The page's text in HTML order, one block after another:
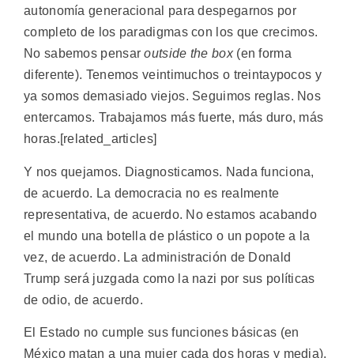
autonomía generacional para despegarnos por
completo de los paradigmas con los que crecimos.
No sabemos pensaroutside the box (en forma
diferente). Tenemos veintimuchos o treintaypocos y
ya somos demasiado viejos. Seguimos reglas. Nos
entercamos. Trabajamos más fuerte, más duro, más
horas.[related_articles]
Y nos quejamos. Diagnosticamos. Nada funciona,
de acuerdo. La democracia no es realmente
representativa, de acuerdo. No estamos acabando
el mundo una botella de plástico o un popote a la
vez, de acuerdo. La administración de Donald
Trump será juzgada como la nazi por sus políticas
de odio, de acuerdo.
El Estado no cumple sus funciones básicas (en
México matan a una mujer cada dos horas y media),